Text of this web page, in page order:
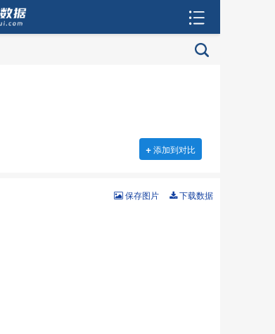
+添加到对比
下载数据
保存图片